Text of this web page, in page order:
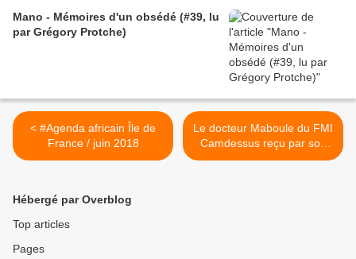
Mano - Mémoires d'un obsédé (#39, lu
par Grégory Protche)
< #Agenda africain Île de
France / juin 2018
Le docteur Maboule du FMI
Camdessus reçu par son
disciple Diafoirus Ouattara
Hébergé par Overblog
Top articles
Pages